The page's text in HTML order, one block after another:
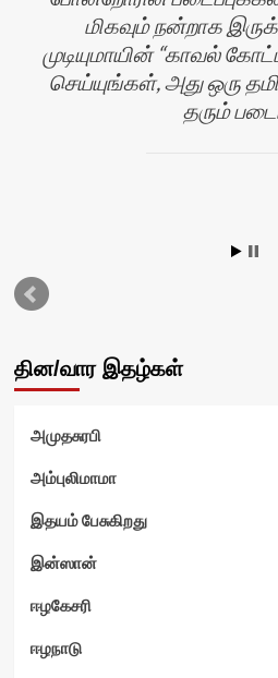
மிகவும் நன்றாக
முடியுமாயின் “காவல்
செய்யுங்கள், அது ஒரு
தரும்
தின/வார இதழ்கள்
அமுதசுரபி
அம்புலிமாமா
இதயம் பேசுகிறது
இன்ஸான்
ஈழகேசரி
ஈழநாடு